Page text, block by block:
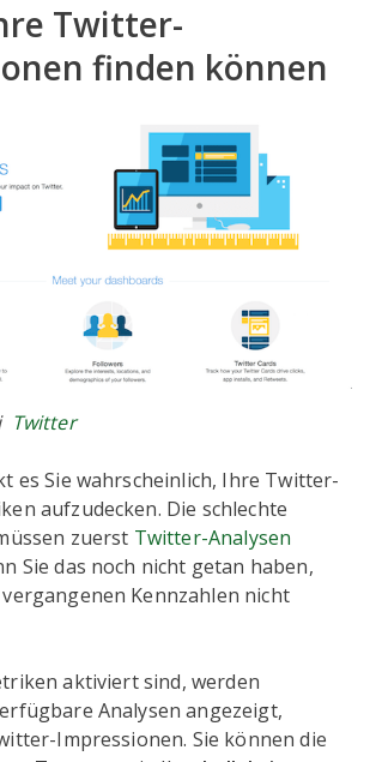
Twitter-
finden können
Twitter
es Sie wahrscheinlich, Ihre Twitter-
aufzudecken. Die schlechte
zuerst Twitter-Analysen
Sie das noch nicht getan haben,
Kennzahlen nicht
aktiviert sind, werden
Analysen angezeigt,
Impressionen. Sie können die